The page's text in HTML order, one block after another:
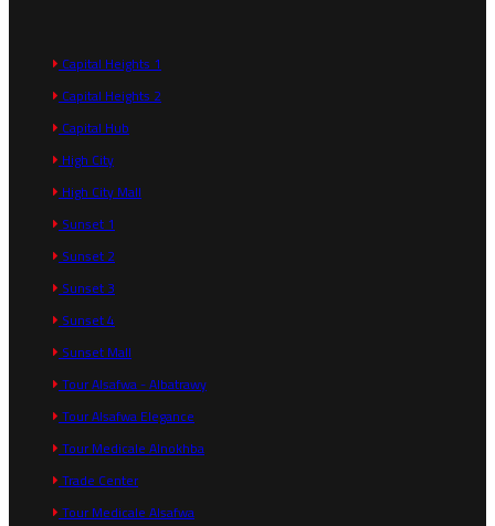
Capital Heights 1
Capital Heights 2
Capital Hub
High City
High City Mall
Sunset 1
Sunset 2
Sunset 3
Sunset 4
Sunset Mall
Tour Alsafwa - Albatrawy
Tour Alsafwa Elegance
Tour Medicale Alnokhba
Trade Center
Tour Medicale Alsafwa